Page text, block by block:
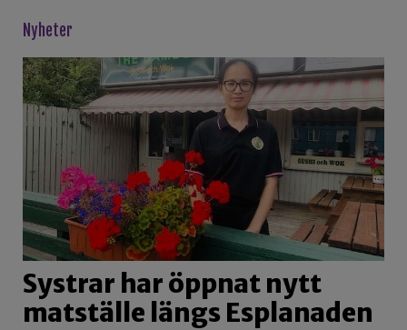
Nyheter
Systrar har öppnat nytt
matställe längs Esplanaden